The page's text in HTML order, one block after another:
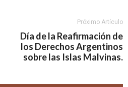
Próximo Artículo
Día de la Reafirmación de
los Derechos Argentinos
sobre las Islas Malvinas.